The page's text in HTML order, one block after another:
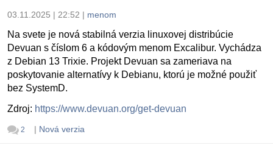
03.11.2025 | 22:52 | menom
Na svete je nová stabilná verzia linuxovej distribúcie
Devuan s číslom 6 a kódovým menom Excalibur. Vychádza
z Debian 13 Trixie. Projekt Devuan sa zameriava na
poskytovanie alternatívy k Debianu, ktorú je možné použiť
bez SystemD.
Zdroj: https://www.devuan.org/get-devuan
2 | Nová verzia